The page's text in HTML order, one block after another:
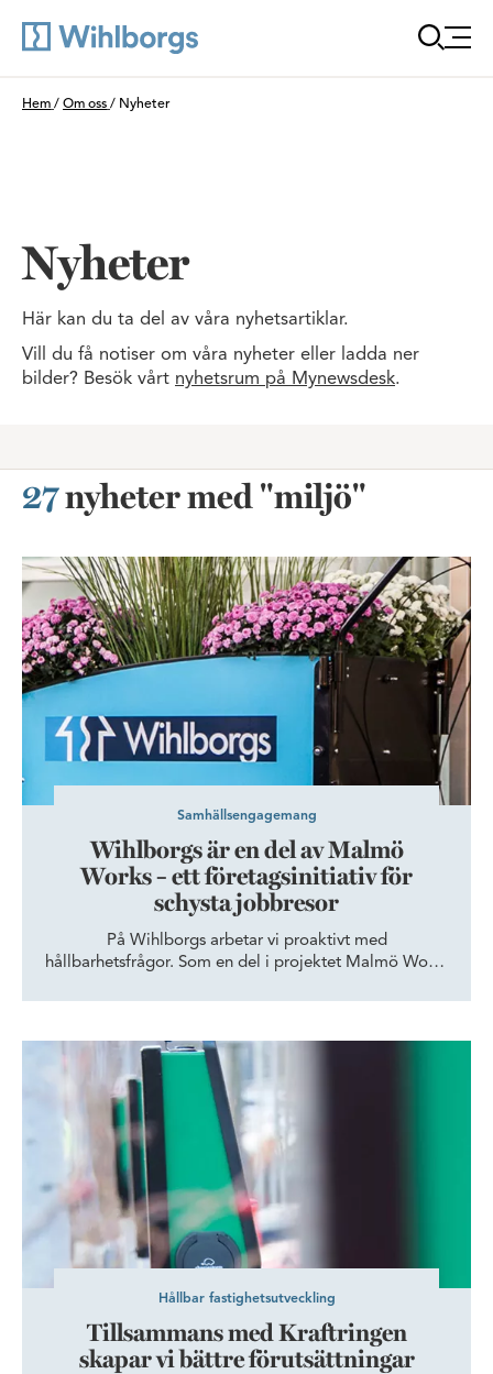
Du är här:
Hem / Om oss / Nyheter
Nyheter
Här kan du ta del av våra nyhetsartiklar.
Vill du få notiser om våra nyheter eller ladda ner
bilder? Besök vårt nyhetsrum på Mynewsdesk.
27nyheter med "miljö"
Wihlborgs är en del av Malmö Works – ett företagsinitiativ för
Samhällsengagemang
Wihlborgs är en del av Malmö
Works – ett företagsinitiativ för
schysta jobbresor
​På Wihlborgs arbetar vi proaktivt med
hållbarhetsfrågor. Som en del i projektet Malmö Works
till Malmö Stads miljömål. Tillsammans kan vi hitta
miljövinster men som även på sikt kommer ge såväl
hälsovinster som ekonomiska vinster.
Tillsammans med Kraftringen skapar vi bättre förutsättningar
Hållbar fastighetsutveckling
Tillsammans med Kraftringen
skapar vi bättre förutsättningar